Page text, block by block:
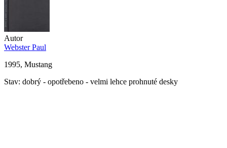
Autor
Webster Paul
1995, Mustang
Stav: dobrý - opotřebeno - velmi lehce prohnuté desky